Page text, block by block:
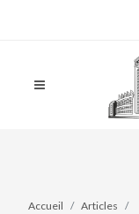
Accueil Articles